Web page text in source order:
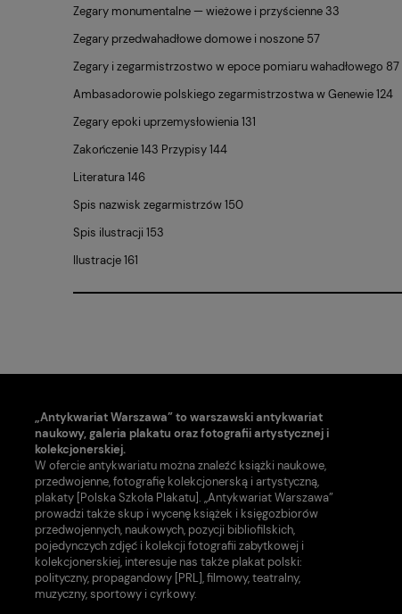
Zegary monumentalne — wieżowe i przyścienne 33
Zegary przedwahadłowe domowe i noszone 57
Zegary i zegarmistrzostwo w epoce pomiaru wahadłowego 87
Ambasadorowie polskiego zegarmistrzostwa w Genewie 124
Zegary epoki uprzemysłowienia 131
Zakończenie 143 Przypisy 144
Literatura 146
Spis nazwisk zegarmistrzów 150
Spis ilustracji 153
Ilustracje 161
„Antykwariat Warszawa” to warszawski antykwariat
naukowy, galeria plakatu oraz fotografii artystycznej i
kolekcjonerskiej.
W ofercie antykwariatu można znaleźć książki naukowe,
przedwojenne, fotografię kolekcjonerską i artystyczną,
plakaty [Polska Szkoła Plakatu]. „Antykwariat Warszawa”
prowadzi także skup i wycenę książek i księgozbiorów
przedwojennych, naukowych, pozycji bibliofilskich,
pojedynczych zdjęć i kolekcji fotografii zabytkowej i
kolekcjonerskiej, interesuje nas także plakat polski:
polityczny, propagandowy [PRL], filmowy, teatralny,
muzyczny, sportowy i cyrkowy.